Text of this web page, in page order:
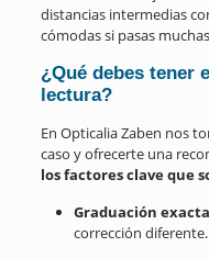
distancias intermedias
cómodas si pasas
¿Qué debes tener
lectura?
En Opticalia Zaben nos
caso y ofrecerte una
los factores clave que
Graduación exacta
corrección diferente.